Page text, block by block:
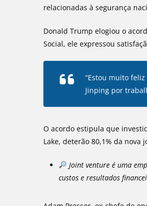
relacionadas à segurança
Donald Trump elogiou o
Social, ele expressou
“Estou muito
Jinping por
O acordo estipula que
Lake, deterão 80,1% da nova
Joint venture é uma
custos e resultados